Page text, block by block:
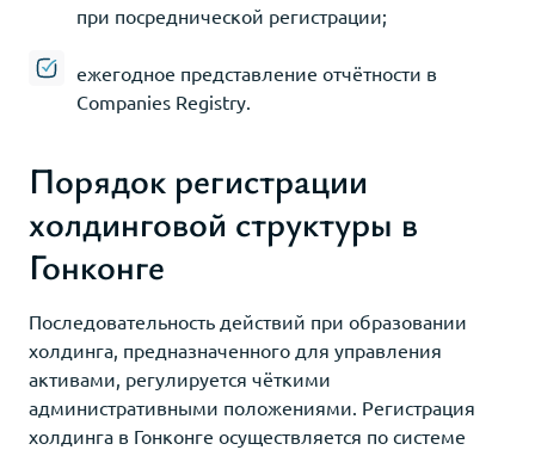
при посреднической регистрации;
ежегодное представление отчётности в
Companies Registry.
Порядок регистрации
холдинговой структуры в
Гонконге
Последовательность действий при образовании
холдинга, предназначенного для управления
активами, регулируется чёткими
административными положениями. Регистрация
холдинга в Гонконге осуществляется по системе